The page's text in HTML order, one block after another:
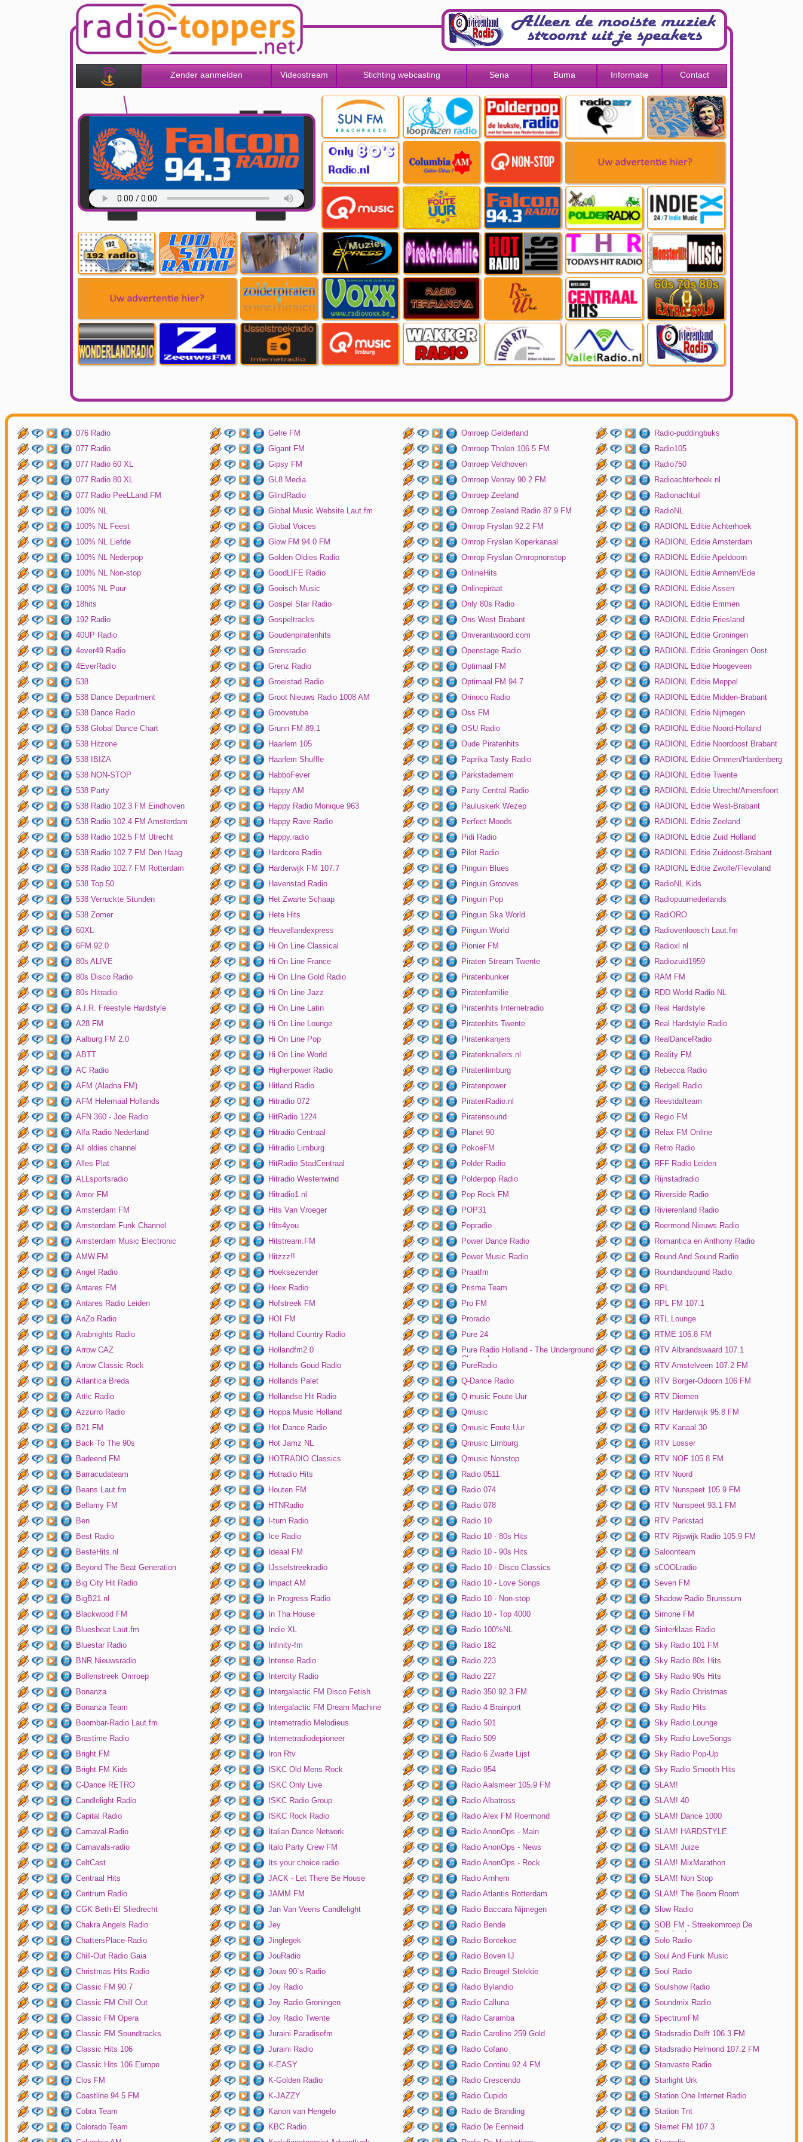
Zender aanmelden Videostream Stichting webcasting Sena Buma Informatie Contact
076 Radio
077 Radio
077 Radio 60 XL
077 Radio 80 XL
077 Radio PeeLLand FM
100% NL
100% NL Feest
100% NL Liefde
100% NL Nederpop
100% NL Non-stop
100% NL Puur
18hits
192 Radio
40UP Radio
4ever49 Radio
4EverRadio
538
538 Dance Department
538 Dance Radio
538 Global Dance Chart
538 Hitzone
538 IBIZA
538 NON-STOP
538 Party
538 Radio 102.3 FM Eindhoven
538 Radio 102.4 FM Amsterdam
538 Radio 102.5 FM Utrecht
538 Radio 102.7 FM Den Haag
538 Radio 102.7 FM Rotterdam
538 Top 50
538 Verruckte Stunden
538 Zomer
60XL
6FM 92.0
80s ALIVE
80s Disco Radio
80s Hitradio
A.I.R. Freestyle Hardstyle
A28 FM
Aalburg FM 2.0
ABTT
AC Radio
AFM (Aladna FM)
AFM Helemaal Hollands
AFN 360 - Joe Radio
Alfa Radio Nederland
All oldies channel
Alles Plat
ALLsportsradio
Amor FM
Amsterdam FM
Amsterdam Funk Channel
Amsterdam Music Electronic
AMW.FM
Angel Radio
Antares FM
Antares Radio Leiden
AnZo Radio
Arabnights Radio
Arrow CAZ
Arrow Classic Rock
Atlantica Breda
Attic Radio
Azzurro Radio
B21 FM
Back To The 90s
Badeend FM
Barracudateam
Beans Laut.fm
Bellamy FM
Ben
Best Radio
BesteHits.nl
Beyond The Beat Generation
Big City Hit Radio
BigB21.nl
Blackwood FM
Bluesbeat Laut.fm
Bluestar Radio
BNR Nieuwsradio
Bollenstreek Omroep
Bonanza
Bonanza Team
Boombar-Radio Laut.fm
Brastime Radio
Bright.FM
Bright.FM Kids
C-Dance RETRO
Candlelight Radio
Capital Radio
Carnaval-Radio
Carnavals-radio
CeltCast
Centraal Hits
Centrum Radio
CGK Beth-El Sliedrecht
Chakra Angels Radio
ChattersPlace-Radio
Chill-Out Radio Gaia
Christmas Hits Radio
Classic FM 90.7
Classic FM Chill Out
Classic FM Opera
Classic FM Soundtracks
Classic Hits 106
Classic Hits 106 Europe
Clos FM
Coastline 94.5 FM
Cobra Team
Colorado Team
Gelre FM
Gigant FM
Gipsy FM
GL8 Media
GlindRadio
Global Music Website Laut.fm
Global Voices
Glow FM 94.0 FM
Golden Oldies Radio
GoodLIFE Radio
Gooisch Music
Gospel Star Radio
Gospeltracks
Goudenpiratenhits
Grensradio
Grenz Radio
Groeistad Radio
Groot Nieuws Radio 1008 AM
Groovetube
Grunn FM 89.1
Haarlem 105
Haarlem Shuffle
HabboFever
Happy AM
Happy Radio Monique 963
Happy Rave Radio
Happy.radio
Hardcore Radio
Harderwijk FM 107.7
Havenstad Radio
Het Zwarte Schaap
Hete Hits
Heuvellandexpress
Hi On Line Classical
Hi On Line France
Hi On LIne Gold Radio
Hi On Line Jazz
Hi On Line Latin
Hi On Line Lounge
Hi On Line Pop
Hi On Line World
Higherpower Radio
Hitland Radio
Hitradio 072
HitRadio 1224
Hitradio Centraal
Hitradio Limburg
HitRadio StadCentraal
Hitradio Westenwind
Hitradio1.nl
Hits Van Vroeger
Hits4you
Hitstream.FM
Hitzzz!!
Hoeksezender
Hoex Radio
Hofstreek FM
HOI FM
Holland Country Radio
Hollandfm2.0
Hollands Goud Radio
Hollands Palet
Hollandse Hit Radio
Hoppa Music Holland
Hot Dance Radio
Hot Jamz NL
HOTRADIO Classics
Hotradio Hits
Houten FM
HTNRadio
I-turn Radio
Ice Radio
Ideaal FM
IJsselstreekradio
Impact AM
In Progress Radio
In Tha House
Indie XL
Infinity-fm
Intense Radio
Intercity Radio
Intergalactic FM Disco Fetish
Intergalactic FM Dream Machine
Internetradio Melodieus
Internetradiodepioneer
Iron Rtv
ISKC Old Mens Rock
ISKC Only Live
ISKC Radio Group
ISKC Rock Radio
Italian Dance Network
Italo Party Crew FM
Its your choice radio
JACK - Let There Be House
JAMM FM
Jan Van Veens Candlelight
Jey
Jinglegek
JouRadio
Jouw 90`s Radio
Joy Radio
Joy Radio Groningen
Joy Radio Twente
Juraini Paradisefm
Juraini Radio
K-EASY
K-Golden Radio
K-JAZZY
Kanon van Hengelo
KBC Radio
Omroep Gelderland
Omroep Tholen 106.5 FM
Omroep Veldhoven
Omroep Venray 90.2 FM
Omroep Zeeland
Omroep Zeeland Radio 87.9 FM
Omrop Fryslan 92.2 FM
Omrop Fryslan Koperkanaal
Omrop Fryslan Omropnonstop
OnlineHits
Onlinepiraat
Only 80s Radio
Ons West Brabant
Onverantwoord.com
Openstage Radio
Optimaal FM
Optimaal FM 94.7
Orinoco Radio
Oss FM
OSU Radio
Oude Piratenhits
Paprika Tasty Radio
Parkstadernem
Party Central Radio
Pauluskerk Wezep
Perfect Moods
Pidi Radio
Pilot Radio
Pinguin Blues
Pinguin Grooves
Pinguin Pop
Pinguin Ska World
Pinguin World
Pionier FM
Piraten Stream Twente
Piratenbunker
Piratenfamilie
Piratenhits Internetradio
Piratenhits Twente
Piratenkanjers
Piratenknallers.nl
Piratenlimburg
Piratenpower
PiratenRadio.nl
Piratensound
Planet 90
PokoeFM
Polder Radio
Polderpop Radio
Pop Rock FM
POP31
Popradio
Power Dance Radio
Power Music Radio
Praatfm
Prisma Team
Pro FM
Proradio
Pure 24
Pure Radio Holland - The Underground
Channel
PureRadio
Q-Dance Radio
Q-music Foute Uur
Qmusic
Qmusic Foute Uur
Qmusic Limburg
Qmusic Nonstop
Radio 0511
Radio 074
Radio 078
Radio 10
Radio 10 - 80s Hits
Radio 10 - 90s Hits
Radio 10 - Disco Classics
Radio 10 - Love Songs
Radio 10 - Non-stop
Radio 10 - Top 4000
Radio 100%NL
Radio 182
Radio 223
Radio 227
Radio 350 92.3 FM
Radio 4 Brainport
Radio 501
Radio 509
Radio 6 Zwarte Lijst
Radio 954
Radio Aalsmeer 105.9 FM
Radio Albatross
Radio Alex FM Roermond
Radio AnonOps - Main
Radio AnonOps - News
Radio AnonOps - Rock
Radio Arnhem
Radio Atlantis Rotterdam
Radio Baccara Nijmegen
Radio Bende
Radio Bontekoe
Radio Boven IJ
Radio Breugel Stekkie
Radio Bylandio
Radio Calluna
Radio Caramba
Radio Caroline 259 Gold
Radio Cofano
Radio Continu 92.4 FM
Radio Crescendo
Radio Cupido
Radio de Branding
Radio De Eenheid
Radio-puddingbuks
Radio105
Radio750
Radioachterhoek.nl
Radionachtuil
RadioNL
RADIONL Editie Achterhoek
RADIONL Editie Amsterdam
RADIONL Editie Apeldoorn
RADIONL Editie Arnhem/Ede
RADIONL Editie Assen
RADIONL Editie Emmen
RADIONL Editie Friesland
RADIONL Editie Groningen
RADIONL Editie Groningen Oost
RADIONL Editie Hoogeveen
RADIONL Editie Meppel
RADIONL Editie Midden-Brabant
RADIONL Editie Nijmegen
RADIONL Editie Noord-Holland
RADIONL Editie Noordoost Brabant
RADIONL Editie Ommen/Hardenberg
RADIONL Editie Twente
RADIONL Editie Utrecht/Amersfoort
RADIONL Editie West-Brabant
RADIONL Editie Zeeland
RADIONL Editie Zuid Holland
RADIONL Editie Zuidoost-Brabant
RADIONL Editie Zwolle/Flevoland
RadioNL Kids
Radiopuurnederlands
RadiORO
Radiovenloosch Laut.fm
Radioxl nl
Radiozuid1959
RAM FM
RDD World Radio NL
Real Hardstyle
Real Hardstyle Radio
RealDanceRadio
Reality FM
Rebecca Radio
Redgell Radio
Reestdalteam
Regio FM
Relax FM Online
Retro Radio
RFF Radio Leiden
Rijnstadradio
Riverside Radio
Rivierenland Radio
Roermond Nieuws Radio
Romantica en Anthony Radio
Round And Sound Radio
Roundandsound Radio
RPL
RPL FM 107.1
RTL Lounge
RTME 106.8 FM
RTV Albrandswaard 107.1
RTV Amstelveen 107.2 FM
RTV Borger-Odoorn 106 FM
RTV Diemen
RTV Harderwijk 95.8 FM
RTV Kanaal 30
RTV Losser
RTV NOF 105.8 FM
RTV Noord
RTV Nunspeet 105.9 FM
RTV Nunspeet 93.1 FM
RTV Parkstad
RTV Rijswijk Radio 105.9 FM
Saloonteam
sCOOLradio
Seven FM
Shadow Radio Brunssum
Simone FM
Sinterklaas Radio
Sky Radio 101 FM
Sky Radio 80s Hits
Sky Radio 90s Hits
Sky Radio Christmas
Sky Radio Hits
Sky Radio Lounge
Sky Radio LoveSongs
Sky Radio Pop-Up
Sky Radio Smooth Hits
SLAM!
SLAM! 40
SLAM! Dance 1000
SLAM! HARDSTYLE
SLAM! Juize
SLAM! MixMarathon
SLAM! Non Stop
SLAM! The Boom Room
Slow Radio
SOB FM - Streekomroep De
Bevelanden
Solo Radio
Soul And Funk Music
Soul Radio
Soulshow Radio
Soundmix Radio
SpectrumFM
Stadsradio Delft 106.3 FM
Stadsradio Helmond 107.2 FM
Stanvaste Radio
Starlight Urk
Station One Internet Radio
Station Tnt
Sternet FM 107.3